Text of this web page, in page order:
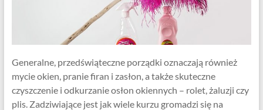
Generalne, przedświąteczne porządki oznaczają również
mycie okien, pranie firan i zasłon, a także skuteczne
czyszczenie i odkurzanie osłon okiennych – rolet, żaluzji czy
plis. Zadziwiające jest jak wiele kurzu gromadzi się na